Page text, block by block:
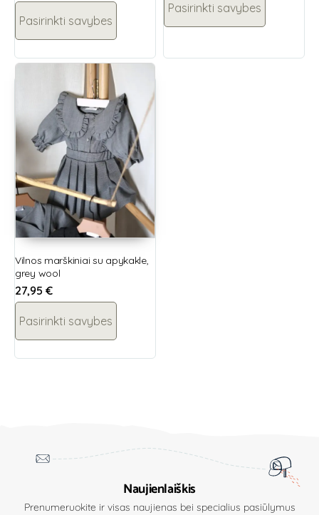
Pasirinkti savybes
Pasirinkti savybes
Vilnos marškiniai su apykakle,
grey wool
27,95 €
Pasirinkti savybes
Naujienlaiškis
Prenumeruokite ir visas naujienas bei specialius pasiūlymus